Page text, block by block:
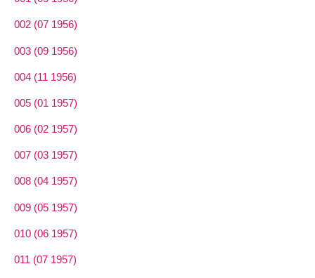
002 (07 1956)
003 (09 1956)
004 (11 1956)
005 (01 1957)
006 (02 1957)
007 (03 1957)
008 (04 1957)
009 (05 1957)
010 (06 1957)
011 (07 1957)